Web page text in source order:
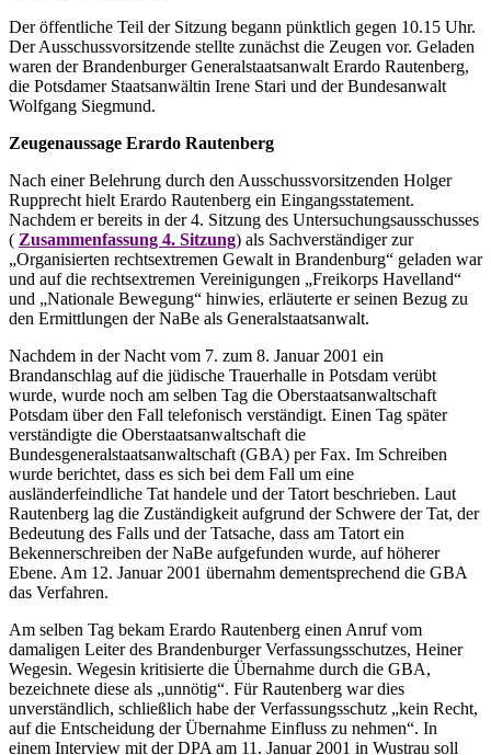
Der öffentliche Teil der Sitzung begann pünktlich gegen 10.15 Uhr.
Der Ausschussvorsitzende stellte zunächst die Zeugen vor. Geladen
waren der Brandenburger Generalstaatsanwalt Erardo Rautenberg,
die Potsdamer Staatsanwältin Irene Stari und der Bundesanwalt
Wolfgang Siegmund.
Zeugenaussage Erardo Rautenberg
Nach einer Belehrung durch den Ausschussvorsitzenden Holger
Rupprecht hielt Erardo Rautenberg ein Eingangsstatement.
Nachdem er bereits in der 4. Sitzung des Untersuchungsausschusses
( Zusammenfassung 4. Sitzung) als Sachverständiger zur
„Organisierten rechtsextremen Gewalt in Brandenburg“ geladen war
und auf die rechtsextremen Vereinigungen „Freikorps Havelland“
und „Nationale Bewegung“ hinwies, erläuterte er seinen Bezug zu
den Ermittlungen der NaBe als Generalstaatsanwalt.
Nachdem in der Nacht vom 7. zum 8. Januar 2001 ein
Brandanschlag auf die jüdische Trauerhalle in Potsdam verübt
wurde, wurde noch am selben Tag die Oberstaatsanwaltschaft
Potsdam über den Fall telefonisch verständigt. Einen Tag später
verständigte die Oberstaatsanwaltschaft die
Bundesgeneralstaatsanwaltschaft (GBA) per Fax. Im Schreiben
wurde berichtet, dass es sich bei dem Fall um eine
ausländerfeindliche Tat handele und der Tatort beschrieben. Laut
Rautenberg lag die Zuständigkeit aufgrund der Schwere der Tat, der
Bedeutung des Falls und der Tatsache, dass am Tatort ein
Bekennerschreiben der NaBe aufgefunden wurde, auf höherer
Ebene. Am 12. Januar 2001 übernahm dementsprechend die GBA
das Verfahren.
Am selben Tag bekam Erardo Rautenberg einen Anruf vom
damaligen Leiter des Brandenburger Verfassungsschutzes, Heiner
Wegesin. Wegesin kritisierte die Übernahme durch die GBA,
bezeichnete diese als „unnötig“. Für Rautenberg war dies
unverständlich, schließlich habe der Verfassungsschutz „kein Recht,
auf die Entscheidung der Übernahme Einfluss zu nehmen“. In
einem Interview mit der DPA am 11. Januar 2001 in Wustrau soll